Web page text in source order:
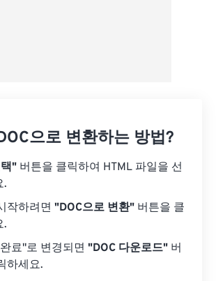
으로 변환하는 방법?
" 버튼을 클릭하여 HTML 파일을 선
.
작하려면 "DOC으로 변환" 버튼을 클
.
료"로 변경되면 "DOC 다운로드" 버
하세요.